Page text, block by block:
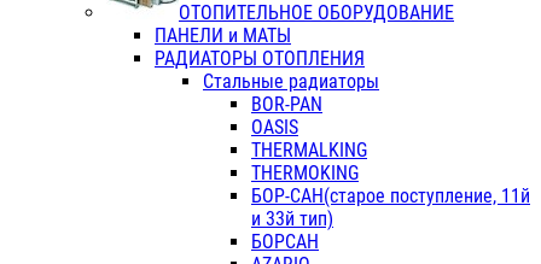
ОТОПИТЕЛЬНОЕ ОБОРУДОВАНИЕ
ПАНЕЛИ и МАТЫ
РАДИАТОРЫ ОТОПЛЕНИЯ
Стальные радиаторы
BOR-PAN
OASIS
THERMALKING
THERMOKING
БОР-САН(старое поступление, 11й
и 33й тип)
БОРСАН